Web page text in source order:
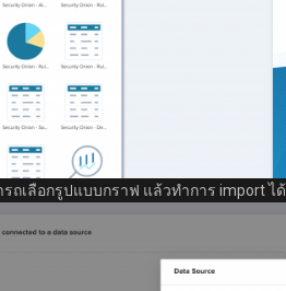
รถเลือกรูปแบบกราฟ แล้วทำการ import ได้